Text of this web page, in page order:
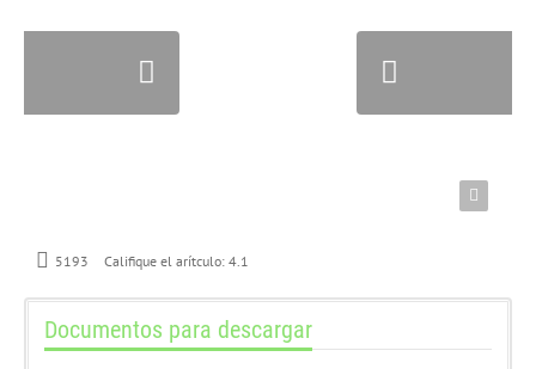
5193 Califique el arítculo: 4.1
Documentos para descargar